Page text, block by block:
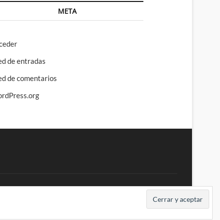
META
de entradas
de comentarios